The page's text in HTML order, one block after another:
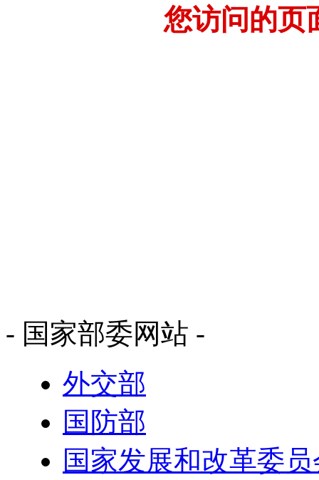
您访问的页
- 国家部委网站 -
外交部
国防部
国家发展和改革委